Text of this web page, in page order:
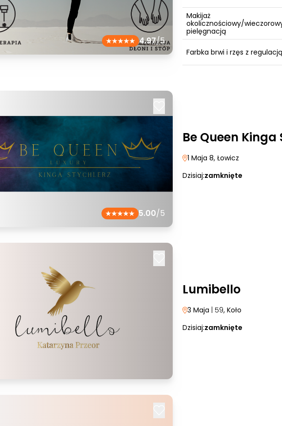
4.97/5
Makijaż
okolicznościowy/
pielęgnacją
Farbka brwi i rzęs z regulacją
5.00/5
Be Queen Kinga
1 Maja 8, Łowicz
Dzisiaj:zamknięte
Lumibello
3 Maja | 59, Koło
Dzisiaj:zamknięte